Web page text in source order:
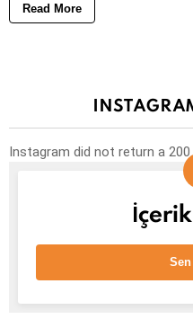
Read More
Instagram did not return a 200.
Sen